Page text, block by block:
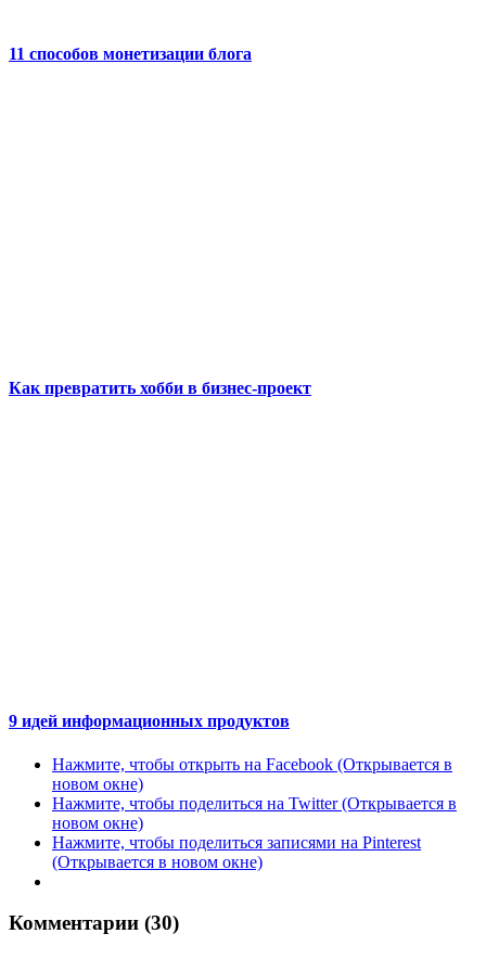
11 способов монетизации блога
Как‌ ‌превратить хобби в бизнес-проект‌
9 идей информационных продуктов
Нажмите, чтобы открыть на Facebook (Открывается в
новом окне)
Нажмите, чтобы поделиться на Twitter (Открывается в
новом окне)
Нажмите, чтобы поделиться записями на Pinterest
(Открывается в новом окне)
Комментарии (30)